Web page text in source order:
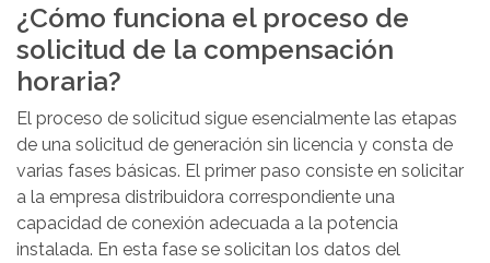
¿Cómo funciona el proceso de
solicitud de la compensación
horaria?
El proceso de solicitud sigue esencialmente las etapas
de una solicitud de generación sin licencia y consta de
varias fases básicas. El primer paso consiste en solicitar
a la empresa distribuidora correspondiente una
capacidad de conexión adecuada a la potencia
instalada. En esta fase se solicitan los datos del